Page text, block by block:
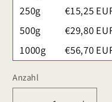
250g
€15,25
500g
€29,80
1000g
€56,70
Anzahl